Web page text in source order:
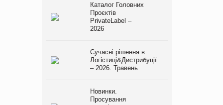
Каталог Головних
Проєктів
PrivateLabel –
2026
Сучасні рішення в
Логістиці&Дистрибуції
– 2026. Травень
Новинки.
Просування